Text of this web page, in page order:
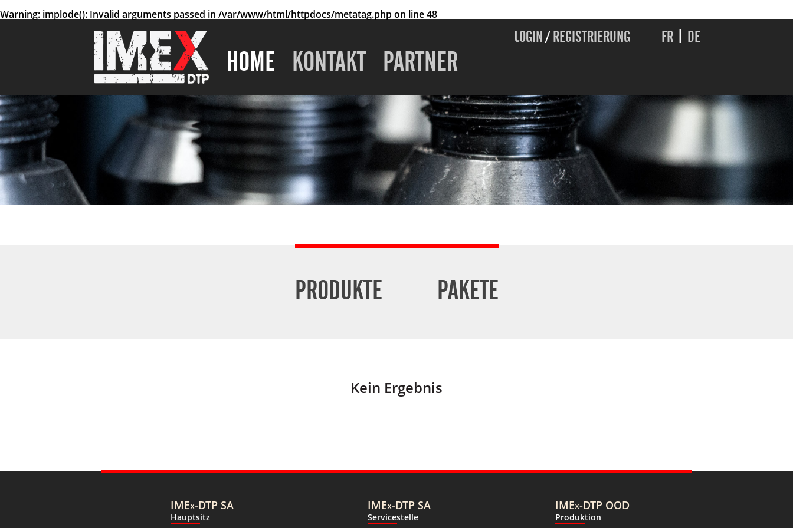
Warning: implode(): Invalid arguments passed in /var/www/html/httpdocs/metatag.phpon line48
HOME KONTAKT PARTNER
LOGIN/REGISTRIERUNG FR DE
PRODUKTE PAKETE
Kein Ergebnis
IMEx-DTP SA
Hauptsitz
IMEx-DTP SA
Servicestelle
IMEx-DTP OOD
Produktion